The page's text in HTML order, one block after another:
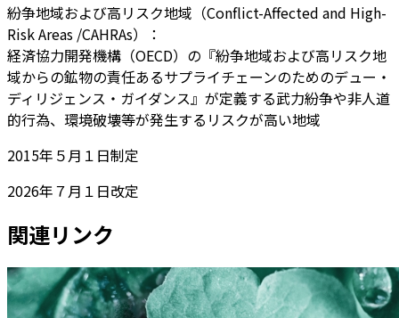
紛争地域および高リスク地域（Conflict-Affected and High-
Risk Areas /CAHRAs）：
経済協力開発機構（OECD）の『紛争地域および高リスク地
域からの鉱物の責任あるサプライチェーンのためのデュー・
ディリジェンス・ガイダンス』が定義する武力紛争や非人道
的行為、環境破壊等が発生するリスクが高い地域
2015年５月１日制定
2026年７月１日改定
関連リンク